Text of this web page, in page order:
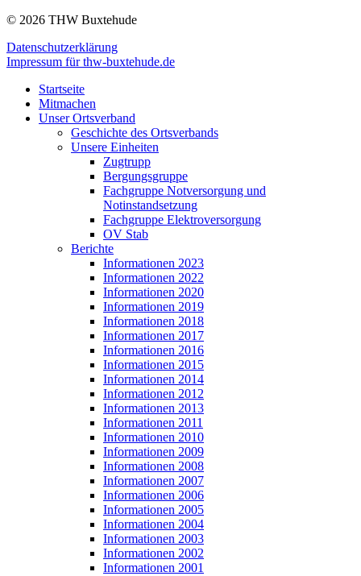
© 2026 THW Buxtehude
Datenschutzerklärung
Impressum für thw-buxtehude.de
Startseite
Mitmachen
Unser Ortsverband
Geschichte des Ortsverbands
Unsere Einheiten
Zugtrupp
Bergungsgruppe
Fachgruppe Notversorgung und
Notinstandsetzung
Fachgruppe Elektroversorgung
OV Stab
Berichte
Informationen 2023
Informationen 2022
Informationen 2020
Informationen 2019
Informationen 2018
Informationen 2017
Informationen 2016
Informationen 2015
Informationen 2014
Informationen 2012
Informationen 2013
Informationen 2011
Informationen 2010
Informationen 2009
Informationen 2008
Informationen 2007
Informationen 2006
Informationen 2005
Informationen 2004
Informationen 2003
Informationen 2002
Informationen 2001